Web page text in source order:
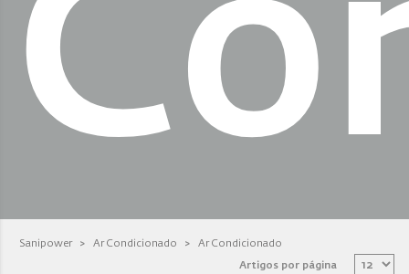
Sanipower > Ar Condicionado > Ar Condicionado
Artigos por página